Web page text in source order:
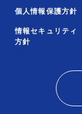
個人情報保護方針
情報セキュリティ
方針